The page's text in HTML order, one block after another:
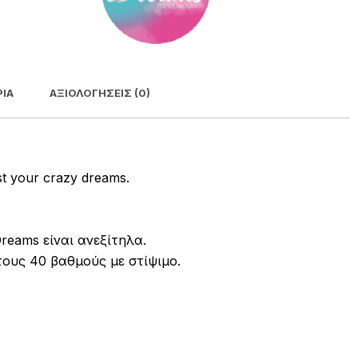
ΑΞΙΟΛΟΓΉΣΕΙΣ (0)
your crazy dreams.
είναι ανεξίτηλα.
40 βαθμούς με στίψιμο.